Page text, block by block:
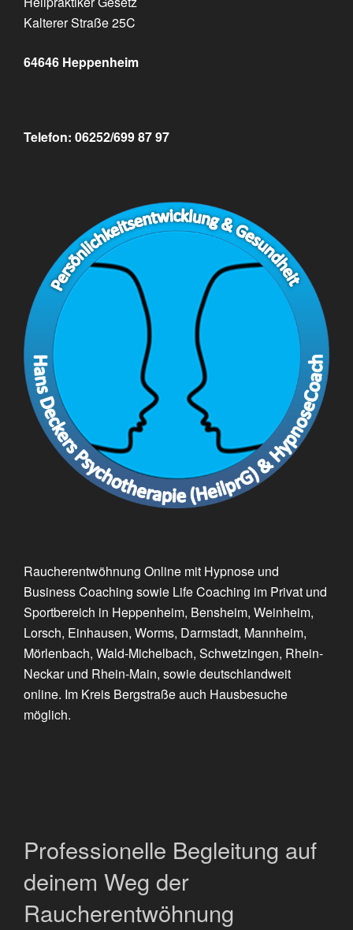
Kalterer Straße 25C
64646 Heppenheim
Telefon: 06252/699 87 97
Raucherentwöhnung Online mit Hypnose und
Business Coaching sowie Life Coaching im Privat und
Sportbereich in Heppenheim, Bensheim, Weinheim,
Lorsch, Einhausen, Worms, Darmstadt, Mannheim,
Mörlenbach, Wald-Michelbach, Schwetzingen, Rhein-
Neckar und Rhein-Main, sowie deutschlandweit
online. Im Kreis Bergstraße auch Hausbesuche
möglich.
Professionelle Begleitung auf
deinem Weg der
Raucherentwöhnung